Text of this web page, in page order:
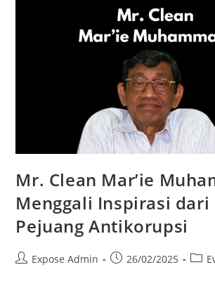
Mr. Clean Mar’ie
Menggali Inspirasi dari
Pejuang Antikorupsi
Expose Admin 26/02/2025